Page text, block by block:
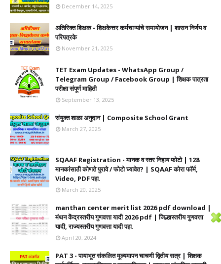
December 14, 2025
अतिरिक्त शिक्षक - शिक्षकेत्तर कर्मचाऱ्यांचे समायोजन | शासन निर्णय व
परिपत्रके
November 21, 2025
TET Exam Updates - WhatsApp Group /
Telegram Group / Facebook Group | शिक्षक पात्रता
परीक्षा संपूर्ण माहिती
September 13, 2025
संयुक्त शाळा अनुदान | Composite School Grant
March 27, 2025
SQAAF Registration - मानक व स्तर निहाय फोटो | 128
मानकांसाठी कोणते पुरावे / फोटो घ्यावेत? | SQAAF कोरा फॉर्म,
Video, PDF पहा.
March 20, 2025
manthan center merit list 2026 pdf download |
मंथन केंद्रस्तरीय गुणवत्ता यादी 2026 pdf | जिल्हास्तरीय गुणवत्ता
यादी, राज्यस्तरीय गुणवत्ता यादी पहा.
April 20, 2024
PAT 3 - पायाभूत संकलित मूल्यमापन चाचणी द्वितीय सत्र | शिक्षक